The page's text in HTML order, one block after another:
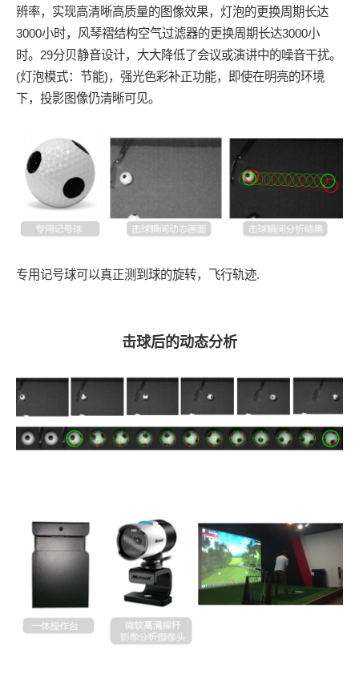
辨率，实现高清晰高质量的图像效果，灯泡的更换周期长达
3000小时，风琴褶结构空气过滤器的更换周期长达3000小
时。29分贝静音设计，大大降低了会议或演讲中的噪音干扰。
(灯泡模式：节能)，强光色彩补正功能，即使在明亮的环境
下，投影图像仍清晰可见。
专用记号球可以真正测到球的旋转，飞行轨迹.
击球后的动态分析